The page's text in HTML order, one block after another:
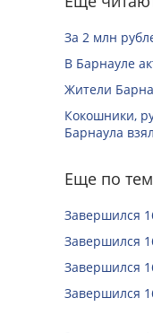
За 2 млн
В Барнауле
Жители
Кокошники,
Барнаула
Еще по
Завершился
Завершился
Завершился
Завершился